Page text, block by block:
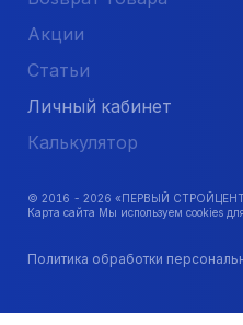
Акции
Статьи
Личный кабинет
Калькулятор
© 2016 - 2026 «ПЕРВЫЙ СТРОЙЦЕНТР
Карта сайта Мы используем cookies
Политика обработки